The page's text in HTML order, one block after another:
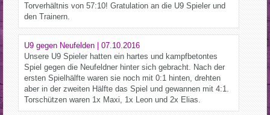
Torverhältnis von 57:10! Gratulation an die U9 Spieler und
den Trainern.
U9 gegen Neufelden | 07.10.2016
Unsere U9 Spieler hatten ein hartes und kampfbetontes
Spiel gegen die Neufeldner hinter sich gebracht. Nach der
ersten Spielhälfte waren sie noch mit 0:1 hinten, drehten
aber in der zweiten Hälfte das Spiel und gewannen mit 4:1.
Torschützen waren 1x Maxi, 1x Leon und 2x Elias.